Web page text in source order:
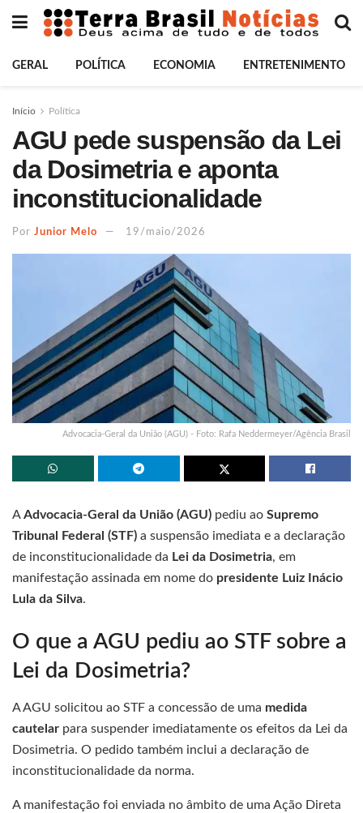
GERAL POLÍTICA ECONOMIA ENTRETENIMENTO
Início Política
AGU pede suspensão da Lei
da Dosimetria e aponta
inconstitucionalidade
Por Junior Melo 19/maio/2026
Advocacia-Geral da União (AGU) - Foto: Rafa Neddermeyer/Agência Brasil
AAdvocacia-Geral da União (AGU) pediu ao Supremo
Tribunal Federal (STF) a suspensão imediata e a declaração
de inconstitucionalidade da Lei da Dosimetria, em
manifestação assinada em nome do presidente Luiz Inácio
Lula da Silva.
O que a AGU pediu ao STF sobre a
Lei da Dosimetria?
A AGU solicitou ao STF a concessão de uma medida
cautelar para suspender imediatamente os efeitos da Lei da
Dosimetria. O pedido também inclui a declaração de
inconstitucionalidade da norma.
A manifestação foi enviada no âmbito de uma Ação Direta